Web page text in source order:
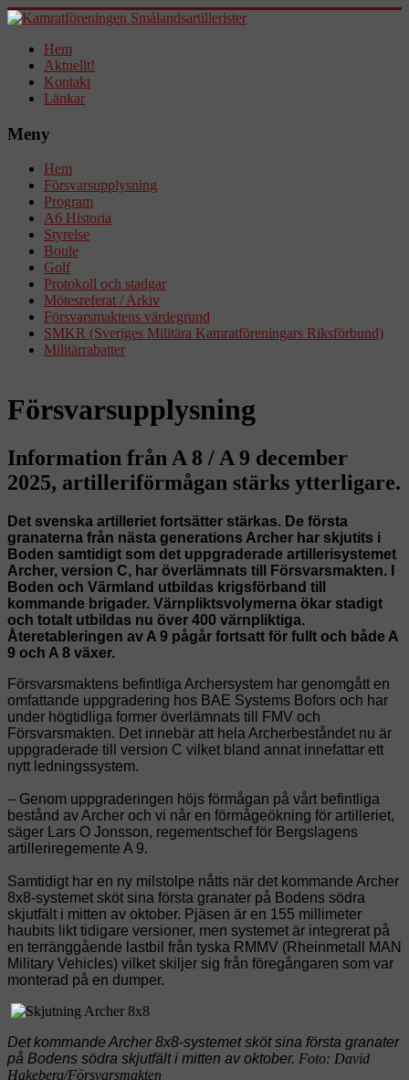
Hem
Aktuellt!
Kontakt
Länkar
Meny
Hem
Försvarsupplysning
Program
A6 Historia
Styrelse
Boule
Golf
Protokoll och stadgar
Mötesreferat / Arkiv
Försvarsmaktens värdegrund
SMKR (Sveriges Militära Kamratföreningars Riksförbund)
Militärrabatter
Försvarsupplysning
Information från A 8 / A 9 december
2025, artilleriförmågan stärks ytterligare.
Det svenska artilleriet fortsätter stärkas. De första
granaterna från nästa generations Archer har skjutits i
Boden samtidigt som det uppgraderade artillerisystemet
Archer, version C, har överlämnats till Försvarsmakten. I
Boden och Värmland utbildas krigsförband till
kommande brigader. Värnpliktsvolymerna ökar stadigt
och totalt utbildas nu över 400 värnpliktiga.
Återetableringen av A 9 pågår fortsatt för fullt och både A
9 och A 8 växer.
Försvarsmaktens befintliga Archersystem har genomgått en
omfattande uppgradering hos BAE Systems Bofors och har
under högtidliga former överlämnats till FMV och
Försvarsmakten. Det innebär att hela Archerbeståndet nu är
uppgraderade till version C vilket bland annat innefattar ett
nytt ledningssystem.
– Genom uppgraderingen höjs förmågan på vårt befintliga
bestånd av Archer och vi når en förmågeökning för artilleriet,
säger Lars O Jonsson, regementschef för Bergslagens
artilleriregemente A 9.
Samtidigt har en ny milstolpe nåtts när det kommande Archer
8x8-systemet sköt sina första granater på Bodens södra
skjutfält i mitten av oktober. Pjäsen är en 155 millimeter
haubits likt tidigare versioner, men systemet är integrerat på
en terränggående lastbil från tyska RMMV (Rheinmetall MAN
Military Vehicles) vilket skiljer sig från föregångaren som var
monterad på en dumper.
Det kommande Archer 8x8-systemet sköt sina första granater
på Bodens södra skjutfält i mitten av oktober. Foto: David
Hakeberg/Försvarsmakten